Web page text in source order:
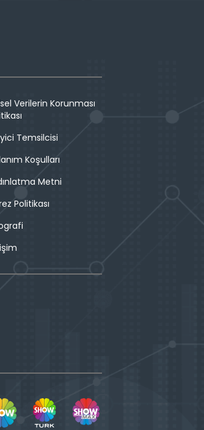
Verilerin Korunması
Temsilcisi
Koşulları
Metni
Politikası